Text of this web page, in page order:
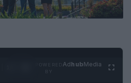
AdhubMedia